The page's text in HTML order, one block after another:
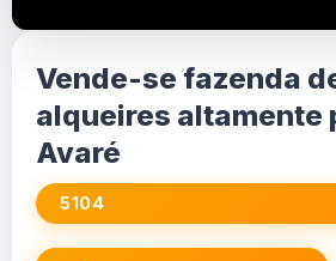
Vende-se fazenda
alqueires altamente
Avaré
5104